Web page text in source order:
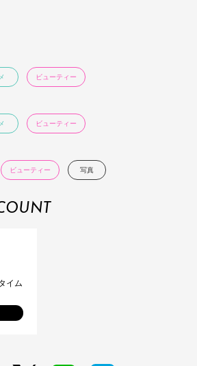
ビューティー
ビューティー
ビューティー 写真
イム